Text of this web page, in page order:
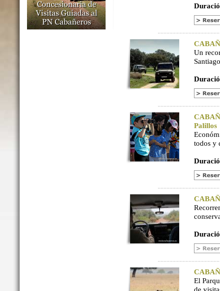
Un
Palillos
todos y
El